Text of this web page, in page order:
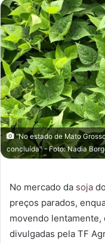
“No estado de Mato
concluída" - Foto: Nadia
No mercado da soja
preços parados,
movendo
divulgadas pela TF